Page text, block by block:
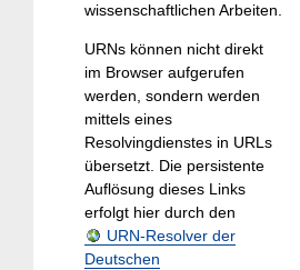
wissenschaftlichen Arbeiten.
URNs können nicht direkt
im Browser aufgerufen
werden, sondern werden
mittels eines
Resolvingdienstes in URLs
übersetzt. Die persistente
Auflösung dieses Links
erfolgt hier durch den
URN-Resolver der
Deutschen